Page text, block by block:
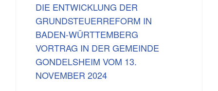
DIE ENTWICKLUNG DER
GRUNDSTEUERREFORM IN
BADEN-WÜRTTEMBERG
VORTRAG IN DER GEMEINDE
GONDELSHEIM VOM 13.
NOVEMBER 2024